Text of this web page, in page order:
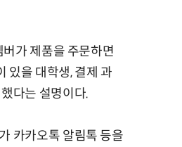
가 제품을 주문하면
있을 대학생, 결제 과
다는 설명이다.
카카오톡 알림톡 등을